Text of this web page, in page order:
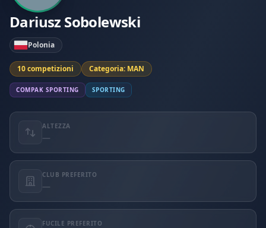
Dariusz Sobolewski
Polonia
10 competizioni Categoria: MAN
COMPAK SPORTING SPORTING
ALTEZZA
—
CLUB PREFERITO
—
FUCILE PREFERITO